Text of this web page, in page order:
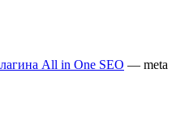
All in One SEO — meta